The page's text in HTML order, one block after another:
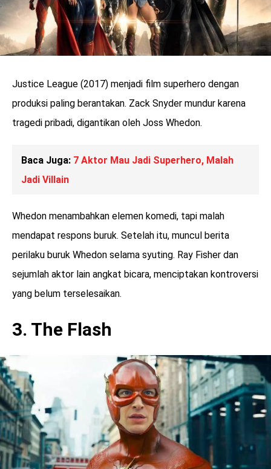
Justice League (2017) menjadi film superhero dengan
produksi paling berantakan. Zack Snyder mundur karena
tragedi pribadi, digantikan oleh Joss Whedon.
Baca Juga: 7 Aktor Mau Jadi Superhero, Malah
Jadi Villain
Whedon menambahkan elemen komedi, tapi malah
mendapat respons buruk. Setelah itu, muncul berita
perilaku buruk Whedon selama syuting. Ray Fisher dan
sejumlah aktor lain angkat bicara, menciptakan kontroversi
yang belum terselesaikan.
3. The Flash